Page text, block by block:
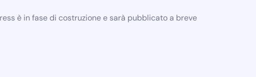
è in fase di costruzione e sarà pubblicato a breve